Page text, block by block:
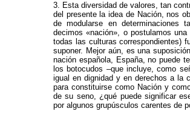
3. Esta diversidad de valores, tan
del presente la idea de Nación, nos
de modularse en determinaciones
decimos «nación», o postulamos
todas las culturas correspondientes)
suponer. Mejor aún, es una
nación española, España, no puede
los botocudos –que incluye, como
igual en dignidad y en derechos a la
para constituirse como Nación y
de su seno, ¿qué puede significar
por algunos grupúsculos carentes de